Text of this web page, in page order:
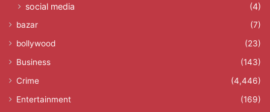
social media (4)
bazar
(7)
bollywood
(23)
Business
(143)
Crime
(4,446)
Entertainment
(169)